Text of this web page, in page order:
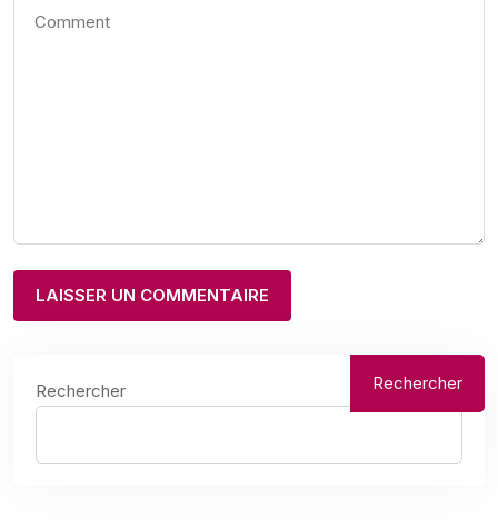
Rechercher Rechercher